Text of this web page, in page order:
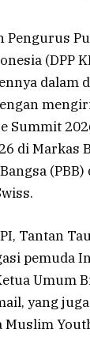
Pengurus
(DPP
dalam
Summit
di Markas
(PBB)
Tantan
pemuda
Umum
yang
Muslim